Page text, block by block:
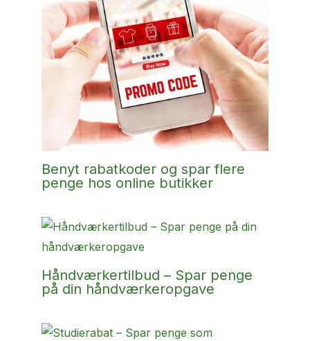
Benyt rabatkoder og spar flere
penge hos online butikker
Håndværkertilbud – Spar penge
på din håndværkeropgave